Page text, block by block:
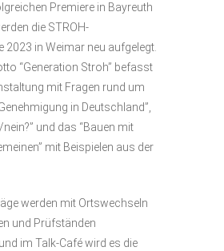
Premiere in Bayreuth
die STROH-
2023 in Weimar neu aufgelegt.
“Generation Stroh” befasst
mit Fragen rund um
in Deutschland”,
und das “Bauen mit
mit Beispielen aus der
werden mit Ortswechseln
und Prüfständen
im Talk-Café wird es die